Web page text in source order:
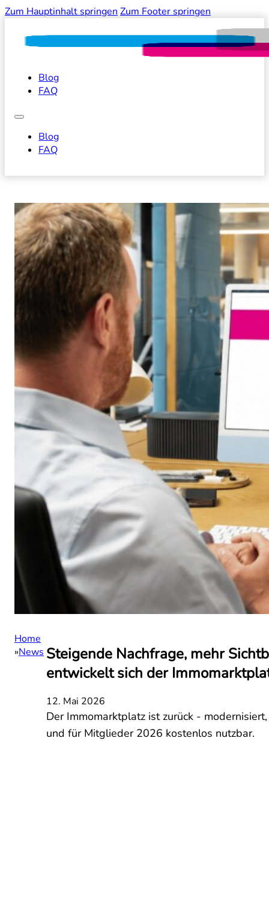
Zum Hauptinhalt springen Zum Footer springen
Blog
FAQ
Blog
FAQ
Home
News Steigende Nachfrage, mehr
entwickelt sich der
12. Mai 2026
Der Immomarktplatz ist zurück -
und für Mitglieder 2026 kostenlos nutzbar.